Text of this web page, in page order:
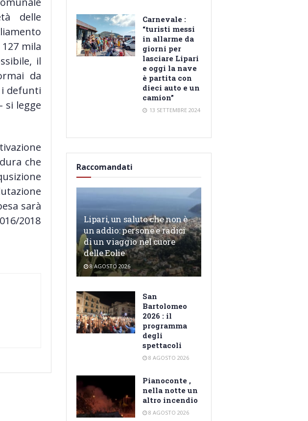
delle
mila
il
da
i defunti
si legge
che
sarà
2018
Carnevale :
“turisti messi
in allarme da
giorni per
lasciare Lipari
e oggi la nave
è partita con
dieci auto e un
camion”
13 SETTEMBRE 2024
Raccomandati
Lipari, un saluto che non è
un addio: persone e radici
di un viaggio nel cuore
delle Eolie
8 AGOSTO 2026
San
Bartolomeo
2026 : il
programma
degli
spettacoli
8 AGOSTO 2026
Pianoconte ,
nella notte un
altro incendio
8 AGOSTO 2026